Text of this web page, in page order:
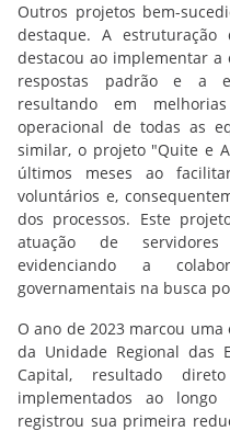
Outros projetos bem-
destaque. A
destacou ao implementar a
respostas padrão e a
resultando em
operacional de todas as
similar, o projeto "Quite e
últimos meses ao
voluntários e,
dos processos. Este
atuação de
evidenciando a
governamentais na busca
O ano de 2023 marcou
da Unidade Regional das
Capital, resultado
implementados ao
registrou sua primeira